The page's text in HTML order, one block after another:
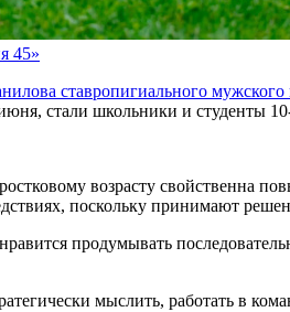
45»
ставропигиального
стали школьники и студенты
возрасту свойственна
поскольку принимают
продумывать
мыслить, работать в